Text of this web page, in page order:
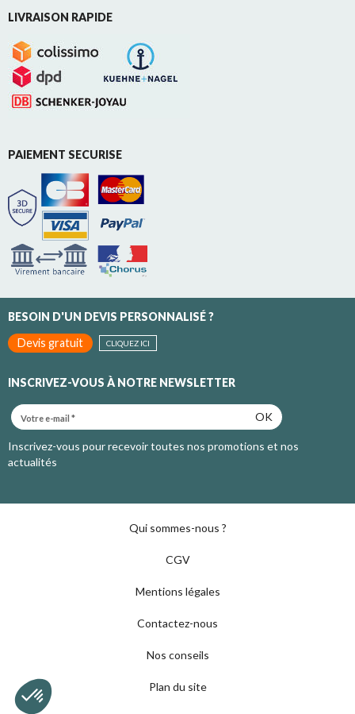
LIVRAISON RAPIDE
PAIEMENT SECURISE
BESOIN D'UN DEVIS PERSONNALISÉ ?
Devis gratuit
CLIQUEZ ICI
INSCRIVEZ-VOUS À NOTRE NEWSLETTER
OK
Inscrivez-vous pour recevoir toutes nos promotions et nos
actualités
Qui sommes-nous ?
CGV
Mentions légales
Contactez-nous
Nos conseils
Plan du site